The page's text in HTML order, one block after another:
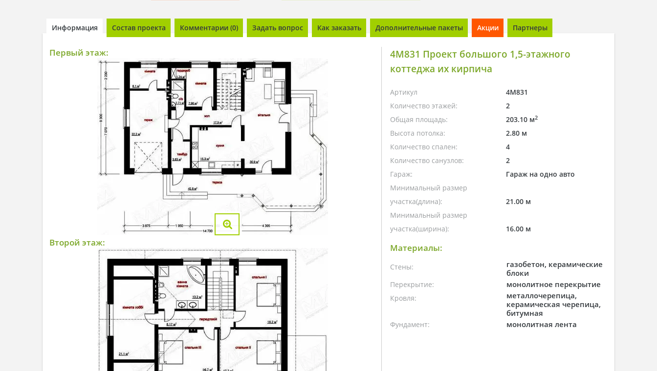
Информация Состав проекта Комментарии (0) Задать вопрос Как заказать Дополнительные пакеты Акции Партнеры
Первый этаж:
Второй этаж:
4M831 Проект большого 1,5-этажного
коттеджа их кирпича
Артикул
4M831
Количество этажей:
2
Общая площадь:
203.10 м2
Высота потолка:
2.80 м
Количество спален:
4
Количество санузлов:
2
Гараж:
Гараж на одно авто
Минимальный размер
участка(длина):
21.00 м
Минимальный размер
участка(ширина):
16.00 м
Материалы:
Стены:
газобетон, керамические
блоки
Перекрытие: монолитное перекрытие
Кровля:
металлочерепица,
керамическая черепица,
битумная
Фундамент: монолитная лента